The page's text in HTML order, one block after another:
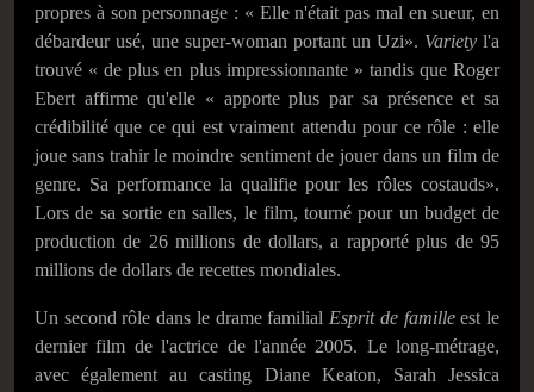
propres à son personnage : « Elle n'était pas mal en sueur, en
débardeur usé, une super-woman portant un Uzi». Variety l'a
trouvé « de plus en plus impressionnante » tandis que Roger
Ebert affirme qu'elle « apporte plus par sa présence et sa
crédibilité que ce qui est vraiment attendu pour ce rôle : elle
joue sans trahir le moindre sentiment de jouer dans un film de
genre. Sa performance la qualifie pour les rôles costauds».
Lors de sa sortie en salles, le film, tourné pour un budget de
production de 26 millions de dollars, a rapporté plus de 95
millions de dollars de recettes mondiales.
Un second rôle dans le drame familial Esprit de familleest le
dernier film de l'actrice de l'année 2005. Le long-métrage,
avec également au casting Diane Keaton, Sarah Jessica